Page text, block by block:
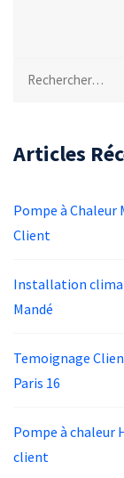
Rechercher :
Articles
Pompe à Chaleur
Client
Installation
Mandé
Temoignage
Paris 16
Pompe à chaleur
client